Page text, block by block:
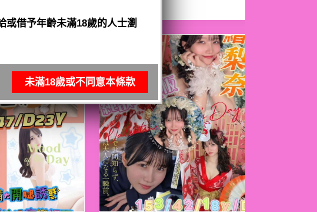
借予年齡未滿18歲的人士瀏
未滿18歲或不同意本條款